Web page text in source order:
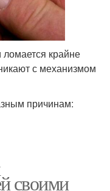
крайне
с механизмом
причинам:
своими